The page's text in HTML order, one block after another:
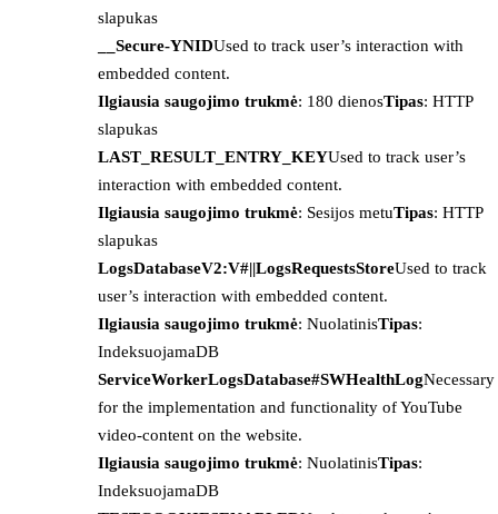
slapukas
__Secure-YNIDUsed to track user’s interaction with
embedded content.
Ilgiausia saugojimo trukmė: 180 dienosTipas: HTTP
slapukas
LAST_RESULT_ENTRY_KEYUsed to track user’s
interaction with embedded content.
Ilgiausia saugojimo trukmė: Sesijos metuTipas: HTTP
slapukas
LogsDatabaseV2:V#||LogsRequestsStoreUsed to track
user’s interaction with embedded content.
Ilgiausia saugojimo trukmė: NuolatinisTipas:
IndeksuojamaDB
ServiceWorkerLogsDatabase#SWHealthLogNecessary
for the implementation and functionality of YouTube
video-content on the website.
Ilgiausia saugojimo trukmė: NuolatinisTipas:
IndeksuojamaDB